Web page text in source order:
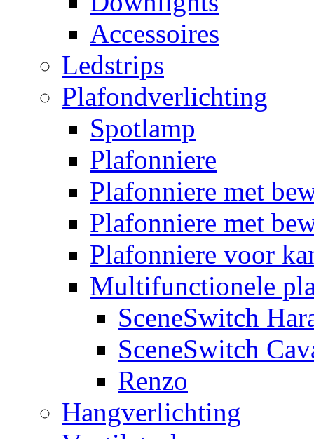
Accessoires
Ledstrips
Plafondverlichting
Spotlamp
Plafonniere
Plafonniere met
Plafonniere met
Plafonniere voor
Multifunctionele
SceneSwitch
SceneSwitch
Renzo
Hangverlichting